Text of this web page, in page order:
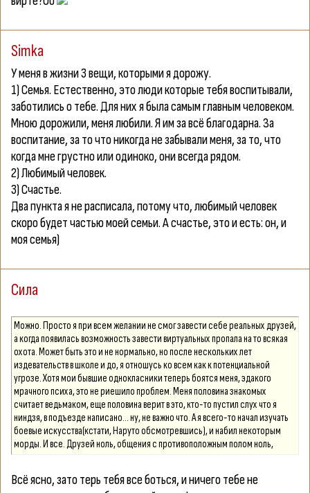
Simka
У меня в жизни 3 вещи, которыми я дорожу.
1)Семья. Естественно, это люди которые тебя воспитывали,
заботились о тебе. Для них я была самым главным человеком.
Мною дорожили, меня любили. Я им за всё благодарна. За
воспитание, за то что никогда не забывали меня, за то, что
когда мне грустно или одиноко, они всегда рядом.
2)Любимый человек.
3)Счастье.
Два пункта я не расписала, потому что, любимый человек
скоро будет частью моей семьи. А счастье, это и есть: он, и
моя семья)
Сила
Можно. Просто я при всем желании не смог завести себе реальных друзей,
а когда появилась возможность завести виртуальных пропала на то всякая
охота. Может быть это и не нормально, но после нескольких лет
издевательств в школе и до, я отношусь ко всем как к потенциальной
угрозе. Хотя мои бывшие однокласники теперь боятся меня, эдакого
мрачного психа, это не риешило проблем. Меня половина знакомых
считает ведьмаком, еще половина верит в это, кто-то пустил слух что я
ниндзя, в подъезде написано... ну, не важно что. А я всего-то начал изучать
боевые искусства(кстати, Наруто обсмотревшись), и набил некоторым
морды. И все. Друзей ноль, общения с противоположным полом ноль,
Всё ясно, зато терь тебя все боться, и ничего тебе не